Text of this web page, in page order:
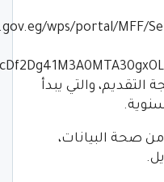
wps/portal/MFF/
التقديم، والتي يبدأ
من صحة البيانات،